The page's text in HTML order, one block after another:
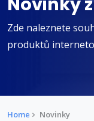
Zde naleznete
produktů
Home Novinky